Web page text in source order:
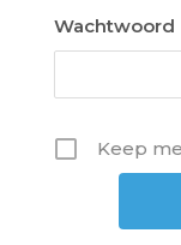
Wachtwoord
Keep